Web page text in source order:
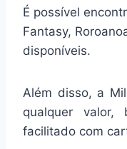
É possível
Fantasy,
disponíveis.
Além disso, a
qualquer valor,
facilitado com